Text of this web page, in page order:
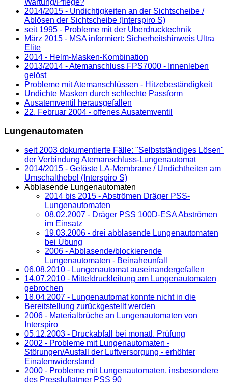
Wartung/Pflege?
2014/2015 - Undichtigkeiten an der Sichtscheibe /
Ablösen der Sichtscheibe (Interspiro S)
seit 1995 - Probleme mit der Überdrucktechnik
März 2015 - MSA informiert: Sicherheitshinweis Ultra
Elite
2014 - Helm-Masken-Kombination
2013/2014 - Atemanschluss FPS7000 - Innenleben
gelöst
Probleme mit Atemanschlüssen - Hitzebeständigkeit
Undichte Masken durch schlechte Passform
Ausatemventil herausgefallen
22. Februar 2004 - offenes Ausatemventil
Lungenautomaten
seit 2003 dokumentierte Fälle: "Selbstständiges Lösen"
der Verbindung Atemanschluss-Lungenautomat
2014/2015 - Gelöste LA-Membrane / Undichtheiten am
Umschalthebel (Interspiro S)
Abblasende Lungenautomaten
2014 bis 2015 - Abströmen Dräger PSS-
Lungenautomaten
08.02.2007 - Dräger PSS 100D-ESA Abströmen
im Einsatz
19.03.2006 - drei abblasende Lungenautomaten
bei Übung
2006 - Abblasende/blockierende
Lungenautomaten - Beinaheunfall
06.08.2010 - Lungenautomat auseinandergefallen
14.07.2010 - Mitteldruckleitung am Lungenautomaten
gebrochen
18.04.2007 - Lungenautomat konnte nicht in die
Bereitstellung zurückgestellt werden
2006 - Materialbrüche an Lungenautomaten von
Interspiro
05.12.2003 - Druckabfall bei monatl. Prüfung
2002 - Probleme mit Lungenautomaten -
Störungen/Ausfall der Luftversorgung - erhöhter
Einatemwiderstand
2000 - Probleme mit Lungenautomaten, insbesondere
des Pressluftatmer PSS 90